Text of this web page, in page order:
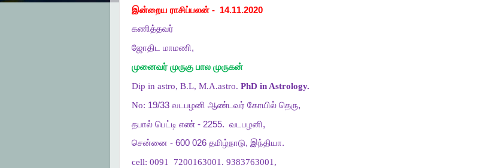
இன்றைய ராசிப்பலன் - 14.11.2020
கணித்தவர்
ஜோதிட மாமணி,
முனைவர் முருகு பால முருகன்
Dip in astro, B.L, M.A.astro. PhD in Astrology.
No: 19/33 வடபழனி ஆண்டவர் கோயில் தெரு,
தபால் பெட்டி எண்- 2255. வடபழனி,
சென்னை - 600 026 தமிழ்நாடு, இந்தியா.
cell: 0091 7200163001. 9383763001,